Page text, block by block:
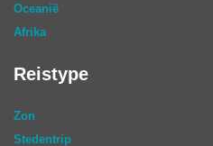
Oceanië
Afrika
Reistype
Zon
Stedentrip